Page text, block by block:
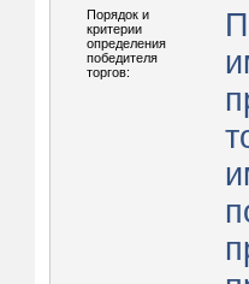
Порядок и
критерии
определения
победителя
торгов: